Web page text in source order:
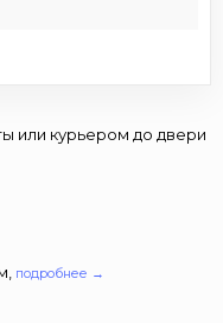
или курьером до двери
подробнее →